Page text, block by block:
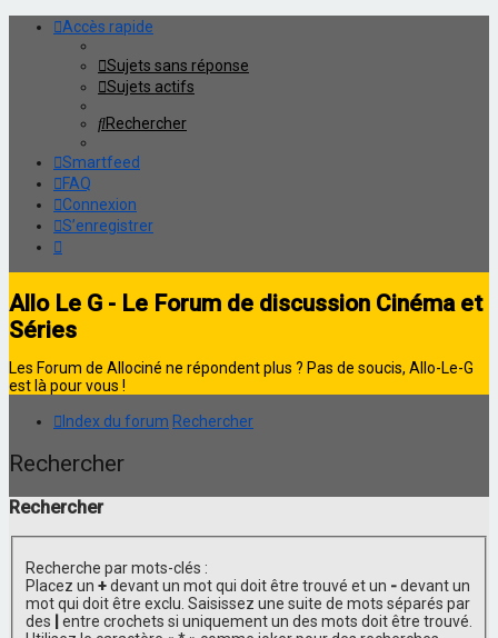
Accès rapide
Sujets sans réponse
Sujets actifs
Rechercher
Smartfeed
FAQ
Connexion
S’enregistrer
Allo Le G - Le Forum de discussion Cinéma et
Séries
Les Forum de Allociné ne répondent plus ? Pas de soucis, Allo-Le-G
est là pour vous !
Index du forum Rechercher
Rechercher
Rechercher
Recherche par mots-clés :
Placez un +devant un mot qui doit être trouvé et un -devant un
mot qui doit être exclu. Saisissez une suite de mots séparés par
des
entre crochets si uniquement un des mots doit être trouvé.